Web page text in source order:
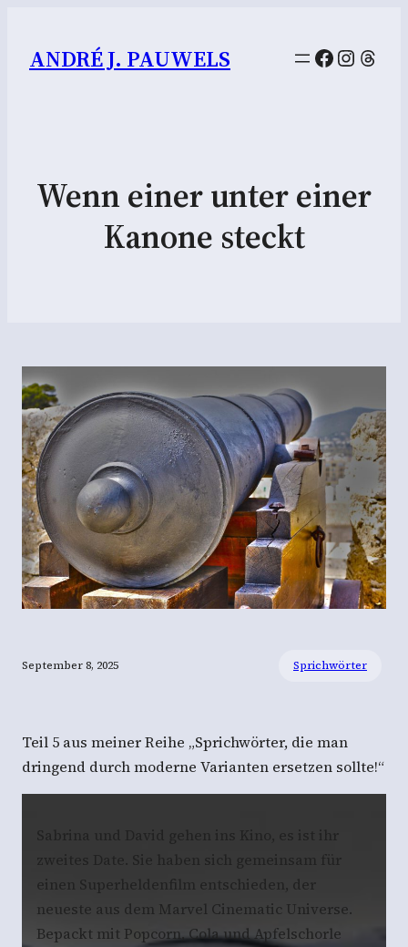
ANDRÉ J. PAUWELS Facebook
Wenn einer unter einer
Kanone steckt
September 8, 2025 Sprichwörter
Teil 5 aus meiner Reihe „Sprichwörter, die man
dringend durch moderne Varianten ersetzen sollte!“
zweites Date. Sie haben sich gemeinsam für
einen Superheldenfilm entschieden, der
neueste aus dem Marvel Cinematic Universe.
Bepackt mit Popcorn, Cola und Apfelschorle